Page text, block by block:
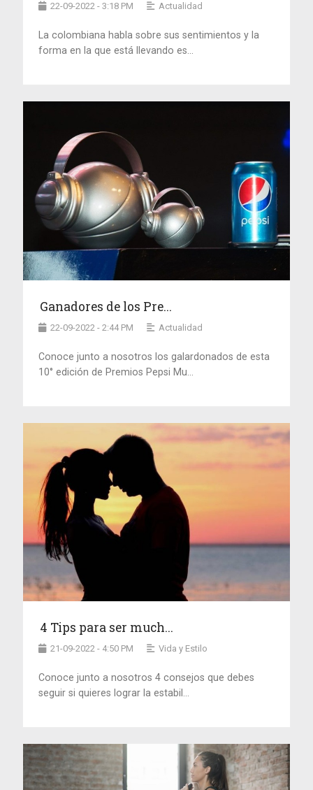
22-09-2022 - 3:18 PM Actualidad
La colombiana habla sobre sus sentimientos y la
forma en la que está llevando es...
Ganadores de los Pre...
22-09-2022 - 2:44 PM Actualidad
Conoce junto a nosotros los galardonados de esta
10° edición de Premios Pepsi Mu...
4 Tips para ser much...
21-09-2022 - 4:50 PM Vida y Estilo
Conoce junto a nosotros 4 consejos que debes
seguir si quieres lograr la estabil...